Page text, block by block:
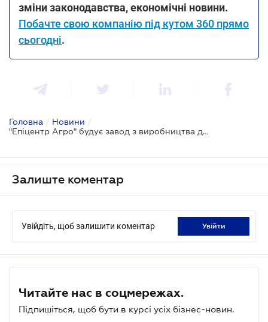
зміни законодавства, економічні новини.
Побачте свою компанію під кутом 360 прямо
сьогодні.
Головна / Новини /
"Епіцентр Агро" будує завод з виробництва добрив у Вінницькій області
Залиште коментар
Увійдіть, щоб залишити коментар увійти
Читайте нас в соцмережах.
Підпишіться, щоб бути в курсі усіх бізнес-новин.